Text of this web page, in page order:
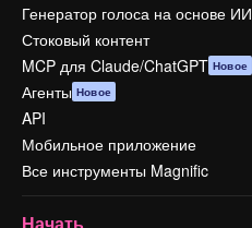
Генератор голоса на основе ИИ
Стоковый контент
MCP для Claude/ChatGPT Новое
Агенты Новое
API
Мобильное приложение
Все инструменты Magnific